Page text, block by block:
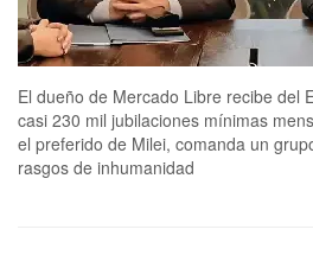
El dueño de Mercado Libre recibe del
casi 230 mil jubilaciones mínimas
el preferido de Milei, comanda un
rasgos de inhumanidad